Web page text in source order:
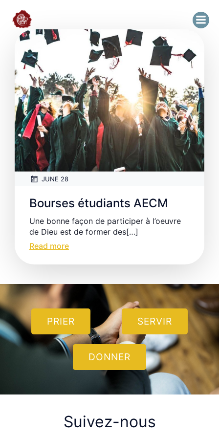
JUNE 28
Bourses étudiants AECM
Une bonne façon de participer à l’oeuvre
de Dieu est de former des[…]
Read more
PRIER SERVIR
DONNER
Suivez-nous